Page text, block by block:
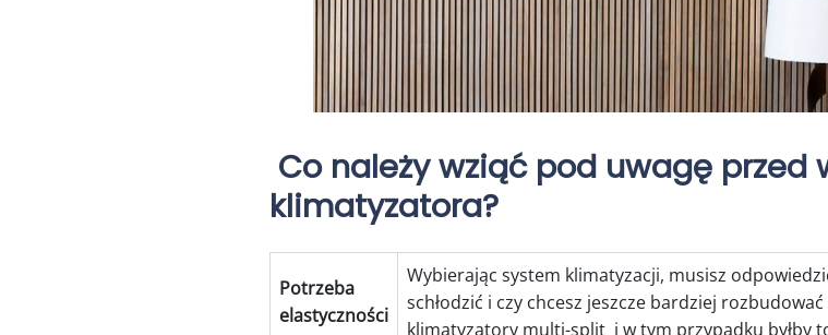
Co należy wziąć pod uwagę przed
klimatyzatora?
Potrzeba
elastyczności
Wybierając system klimatyzacji, musisz
schłodzić i czy chcesz jeszcze bardziej
klimatyzatory multi-split i w tym przypadku byłby